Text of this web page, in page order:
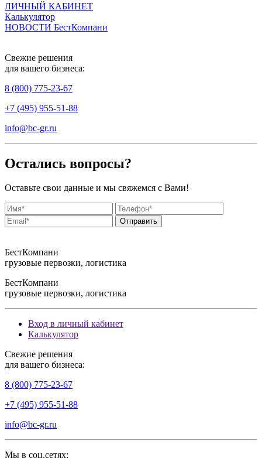
ЛИЧНЫЙ КАБИНЕТ
Калькулятор
НОВОСТИ БестКомпани
Свежие решения
для вашего бизнеса:
8 (800) 775-23-67
+7 (495) 955-51-88
info@bc-gr.ru
Остались вопросы?
Оставьте свои данные и мы свяжемся с Вами!
БестКомпани
грузовые первозки, логистика
БестКомпани
грузовые первозки, логистика
Вход в личный кабинет
Калькулятор
Свежие решения
для вашего бизнеса:
8 (800) 775-23-67
+7 (495) 955-51-88
info@bc-gr.ru
Мы в соц.сетях: